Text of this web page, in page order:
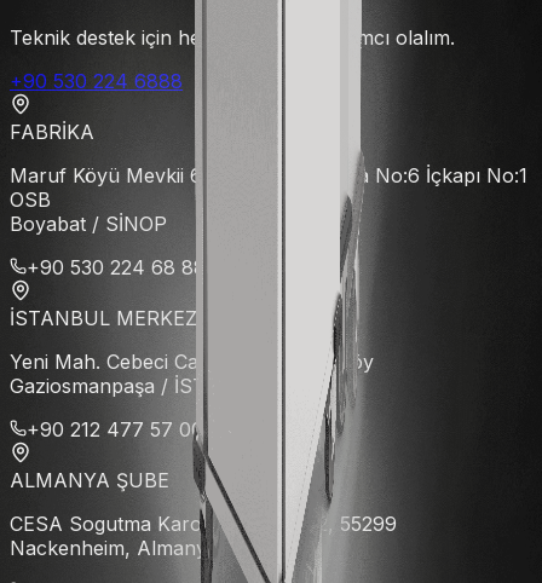
Teknik destek için hemen arayın yardımcı olalım.
+90 530 224 6888
FABRİKA
Maruf Köyü Mevkii 6 nolu Cd. 102. Ada No:6 İçkapı No:1
OSB
Boyabat / SİNOP
+90 530 224 68 88
İSTANBUL MERKEZ
Yeni Mah. Cebeci Cad. No:72 Küçükköy
Gaziosmanpaşa / İSTANBUL
+90 212 477 57 00
ALMANYA ŞUBE
CESA Sogutma Karolingerstraße 2, 55299
Nackenheim, Almanya